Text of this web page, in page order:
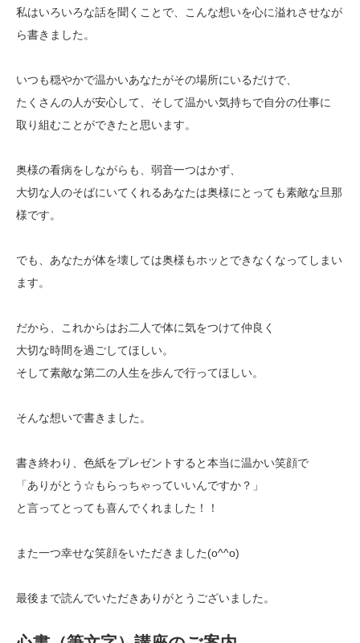
私はいろいろな話を聞くことで、こんな想いを心に溢れさせなが
ら書きました。
いつも穏やかで温かいあなたがその場所にいるだけで、
たくさんの人が安心して、そして温かい気持ちで自分の仕事に
取り組むことができたと思います。
奥様の看病をしながらも、弱音一つはかず、
大切な人のそばにいてくれるあなたは奥様にとっても素敵な旦那
様です。
でも、あなたが体を壊しては奥様もホッとできなくなってしまい
ます。
だから、これからはお二人で体に気をつけて仲良く
大切な時間を過ごしてほしい。
そして素敵な第二の人生を歩んで行ってほしい。
そんな想いで書きました。
書き終わり、色紙をプレゼントすると本当に温かい笑顔で
「ありがとう☆もらっちゃっていいんですか？」
と言ってとっても喜んでくれました！！
また一つ幸せな笑顔をいただきました(o^^o)
最後まで読んでいただきありがとうございました。